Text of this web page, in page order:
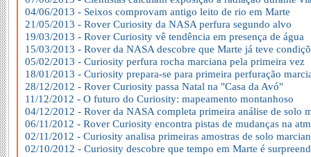
04/06/2013 - Seixos comprovam antigo leito de rio em Marte
21/05/2013 - Rover Curiosity da NASA perfura segundo alvo
19/03/2013 - Rover Curiosity vê tendência em presença de água
15/03/2013 - Rover da NASA descobre que Marte já teve
05/02/2013 - Curiosity perfura rocha marciana pela primeira vez
18/01/2013 - Curiosity prepara-se para primeira perfuração
28/12/2012 - Rover Curiosity passa Natal na "Casa da Avó"
11/12/2012 - O futuro do Curiosity: mapeamento montanhoso
04/12/2012 - Rover da NASA completa primeira análise de solo
06/11/2012 - Rover Curiosity encontra pistas de mudanças na
02/11/2012 - Curiosity analisa primeiras amostras de solo
02/10/2012 - Curiosity descobre que tempo em Marte é